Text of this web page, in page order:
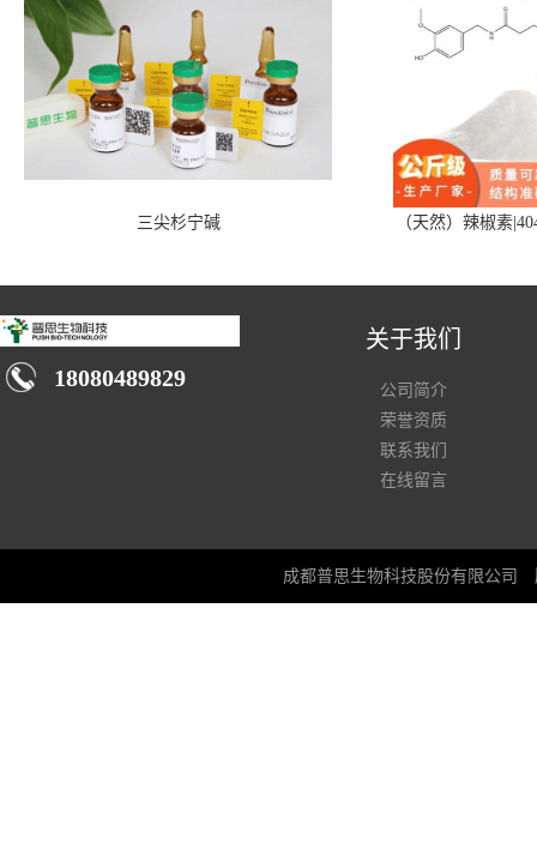
三尖杉宁碱 （天然）辣椒素
18080489829
关于我们
公司简介
荣誉资质
联系我们
在线留言
成都普思生物科技股份有限公司